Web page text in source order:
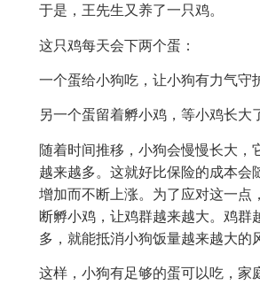
于是，王先生又养了一只鸡。
这只鸡每天会下两个蛋：
一个蛋给小狗吃，让小狗有力气守
另一个蛋留着孵小鸡，等小鸡长大
随着时间推移，小狗会慢慢长大，
越来越多。这就好比保险的成本会
增加而不断上涨。为了应对这一点
断孵小鸡，让鸡群越来越大。鸡群
多，就能抵消小狗饭量越来越大的
这样，小狗有足够的蛋可以吃，家